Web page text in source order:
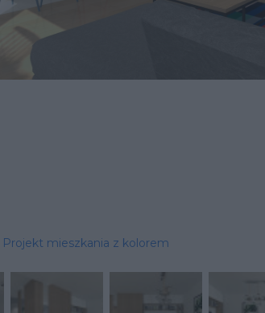
Projekt mieszkania z kolorem